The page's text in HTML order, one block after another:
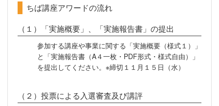
ちば講座アワードの流れ
（１）「実施概要」、「実施報告書」の提出
参加する講座や事業に関する「実施概要（様式１）」
と「実施報告書（A４一枚・PDF形式・様式自由）」
を提出してください。※締切１１月１５日（水）
（２）投票による入選審査及び講評